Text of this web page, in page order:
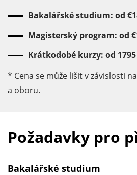
Bakalářské studium: od
Magisterský program: od
Krátkodobé kurzy: od
* Cena se může lišit v závislosti
a oboru.
Požadavky pro
Bakalářské studium